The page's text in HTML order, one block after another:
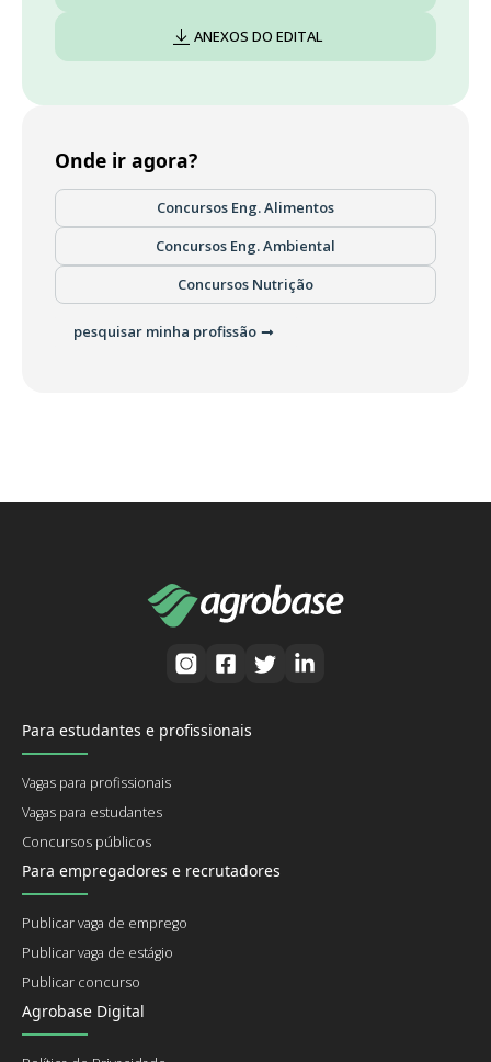
ANEXOS DO EDITAL
Onde ir agora?
Concursos Eng. Alimentos
Concursos Eng. Ambiental
Concursos Nutrição
pesquisar minha profissão
Para estudantes e profissionais
Vagas para profissionais
Vagas para estudantes
Concursos públicos
Para empregadores e recrutadores
Publicar vaga de emprego
Publicar vaga de estágio
Publicar concurso
Agrobase Digital